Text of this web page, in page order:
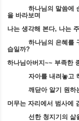
하나님의 말씀에
을 바라보며
나는 생각해 본다, 나는
하나님의 은혜를
습일까?
하나님아버지~~ 부족한
자아를 내려놓고
깨닫아 알기 원하
머무는 자리에서 범사에
선한 청지기의 삶